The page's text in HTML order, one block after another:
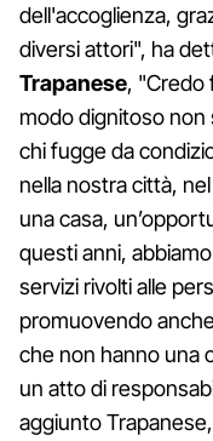
dell'accoglienza,
diversi attori", ha
Trapanese, "Credo
modo dignitoso non
chi fugge da
nella nostra città,
una casa,
questi anni,
servizi rivolti alle
promuovendo
che non hanno una
un atto di
aggiunto